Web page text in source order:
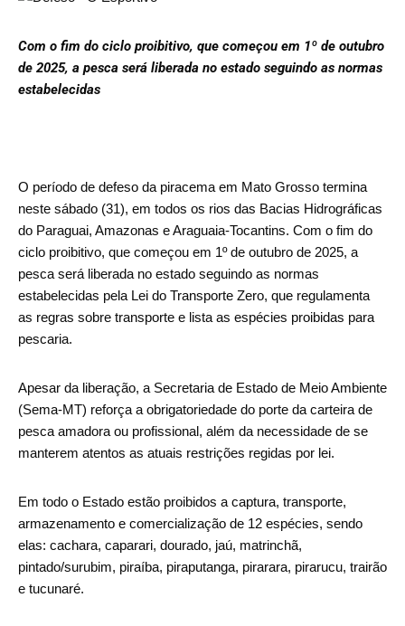
Com o fim do ciclo proibitivo, que começou em 1º de outubro
de 2025, a pesca será liberada no estado seguindo as normas
estabelecidas
O período de defeso da piracema em Mato Grosso termina
neste sábado (31), em todos os rios das Bacias Hidrográficas
do Paraguai, Amazonas e Araguaia-Tocantins. Com o fim do
ciclo proibitivo, que começou em 1º de outubro de 2025, a
pesca será liberada no estado seguindo as normas
estabelecidas pela Lei do Transporte Zero, que regulamenta
as regras sobre transporte e lista as espécies proibidas para
pescaria.
Apesar da liberação, a Secretaria de Estado de Meio Ambiente
(Sema-MT) reforça a obrigatoriedade do porte da carteira de
pesca amadora ou profissional, além da necessidade de se
manterem atentos as atuais restrições regidas por lei.
Em todo o Estado estão proibidos a captura, transporte,
armazenamento e comercialização de 12 espécies, sendo
elas: cachara, caparari, dourado, jaú, matrinchã,
pintado/surubim, piraíba, piraputanga, pirarara, pirarucu, trairão
e tucunaré.